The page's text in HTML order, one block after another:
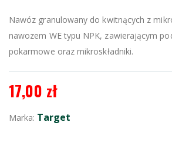
Nawóz granulowany do kwitnących z
nawozem WE typu NPK, zawierającym
pokarmowe oraz mikroskładniki.
17,00 zł
Marka: Target